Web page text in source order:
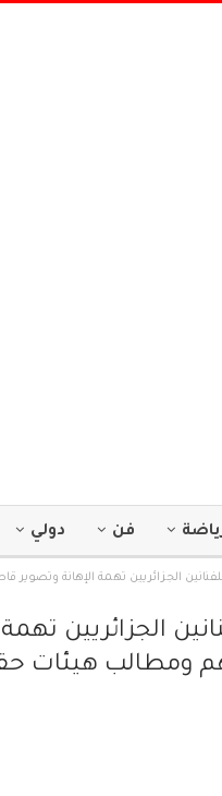
فن دولي
للفنانين الجزائريين تهمة الإهانة
الجزائريين
ومطالب هيئات